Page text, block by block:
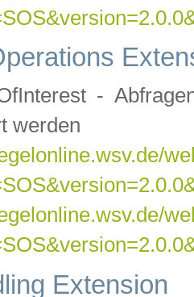
-
werden
Extension